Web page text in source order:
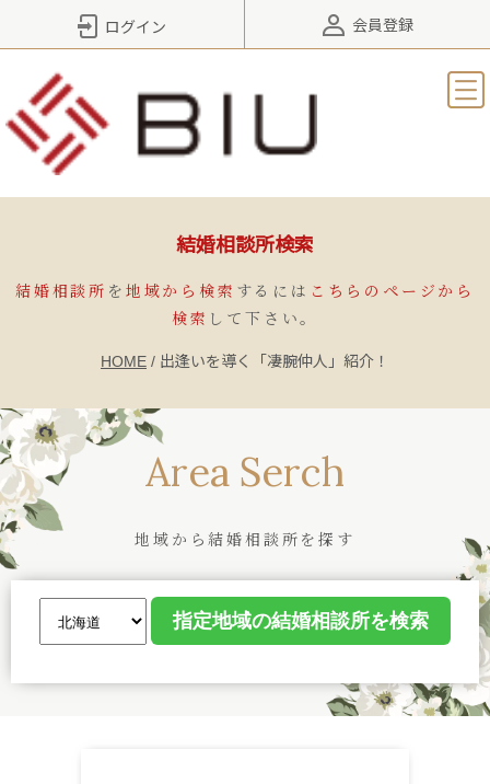
ログイン 会員登録
結婚相談所検索
結婚相談所 を 地域から検索 するには こちらのページから
検索 して下さい。
HOME / 出逢いを導く「凄腕仲人」紹介！
Area Serch
地域から結婚相談所を探す